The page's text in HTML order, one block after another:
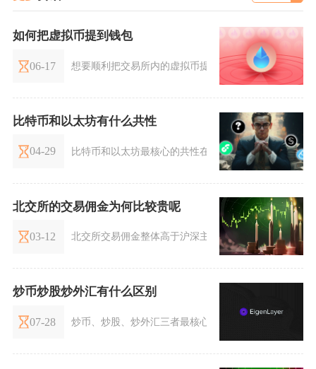
如何把虚拟币提到钱包
06-17 想要顺利把交易所内的虚拟币提取至去中心化钱包，完
比特币和以太坊有什么共性
04-29 比特币和以太坊最核心的共性在于：二者均是基于区块
北交所的交易佣金为何比较贵呢
03-12 北交所交易佣金整体高于沪深主板，核心原因是交易所
炒币炒股炒外汇有什么区别
07-28 炒币、炒股、炒外汇三者最核心的区别集中在交易标的